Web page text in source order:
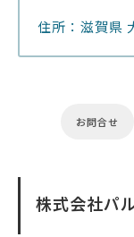
住所：滋賀県
お問合せ
株式会社パ